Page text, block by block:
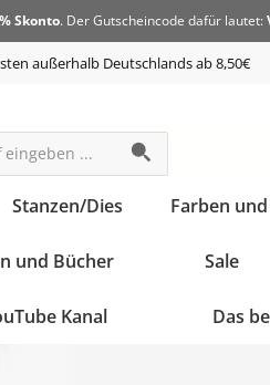
Skonto. Der Gutscheincode dafür lautet:
außerhalb Deutschlands ab 8,50€
Stanzen/Dies Farben
und Bücher Sale
Kanal Das